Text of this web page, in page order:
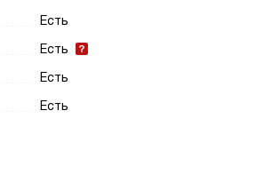
Есть
Есть
Есть
Есть